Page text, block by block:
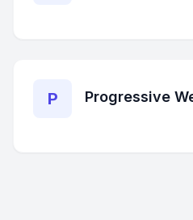
P Progressive